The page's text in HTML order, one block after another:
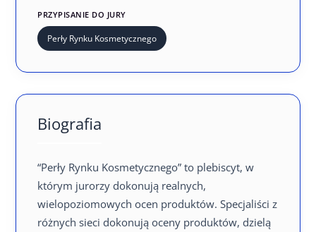
PRZYPISANIE DO JURY
Perły Rynku Kosmetycznego
Biografia
“Perły Rynku Kosmetycznego” to plebiscyt, w
którym jurorzy dokonują realnych,
wielopoziomowych ocen produktów. Specjaliści z
różnych sieci dokonują oceny produktów, dzielą